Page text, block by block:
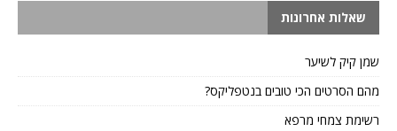
שאלות אחרונות
שמן קיק לשיער
מהם הסרטים הכי טובים בנטפליקס?
רשימת צמחי מרפא